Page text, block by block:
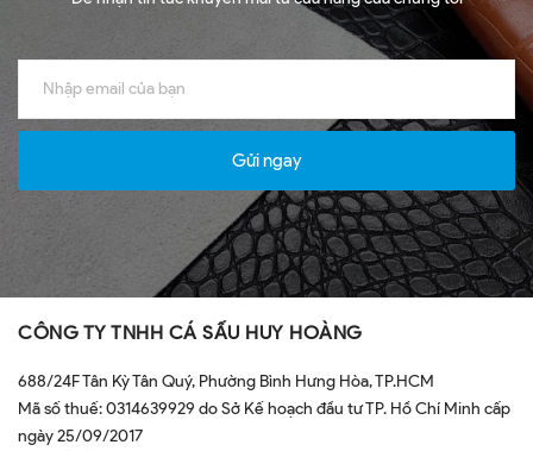
Gửi ngay
CÔNG TY TNHH CÁ SẤU HUY HOÀNG
688/24F Tân Kỳ Tân Quý, Phường Bình Hưng Hòa, TP.HCM
Mã số thuế: 0314639929 do Sở Kế hoạch đầu tư TP. Hồ Chí Minh cấp
ngày 25/09/2017